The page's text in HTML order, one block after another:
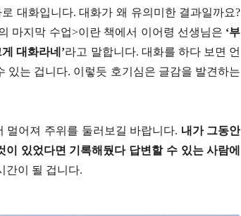
대화입니다. 대화가 왜 유의미한 결과일까요?
마지막 수업>이란 책에서 이어령 선생님은 ‘부
대화라네’라고 말합니다. 대화를 하다 보면 언
있는 겁니다. 이렇듯 호기심은 글감을 발견하는
멀어져 주위를 둘러보길 바랍니다. 내가 그동안
있었다면 기록해뒀다 답변할 수 있는 사람에
간이 될 겁니다.